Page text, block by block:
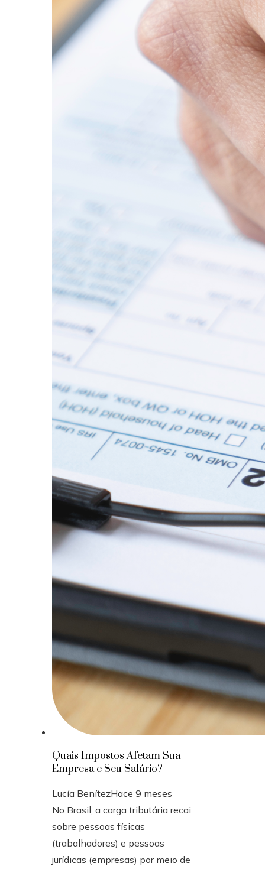
Quais Impostos Afetam Sua
Empresa e Seu Salário?
Lucía BenítezHace 9 meses
No Brasil, a carga tributária recai
sobre pessoas físicas
(trabalhadores) e pessoas
jurídicas (empresas) por meio de